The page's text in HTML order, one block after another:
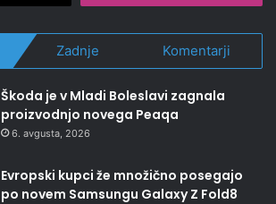
Zadnje Komentarji
Škoda je v Mladi Boleslavi zagnala
proizvodnjo novega Peaqa
6. avgusta, 2026
Evropski kupci že množično posegajo
po novem Samsungu Galaxy Z Fold8